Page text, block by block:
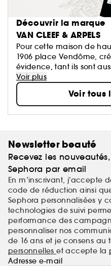
Découvrir la marque
VAN CLEEF & ARPELS
Pour cette maison de
1906 place Vendôme,
évidence, tant ils sont
La fragrance se pose
d’un poignet, près du
cou : joyau olfactif par
Voir plus
Voir tous
Newsletter beauté
Recevez les
Sephora par email
En m’inscrivant, j’accepte
code de réduction ainsi
Sephora personnalisées y
technologies de suivi
performance des
personnaliser nos
de 16 ans et je consens au
personnelleset accepte la
Adresse e-mail